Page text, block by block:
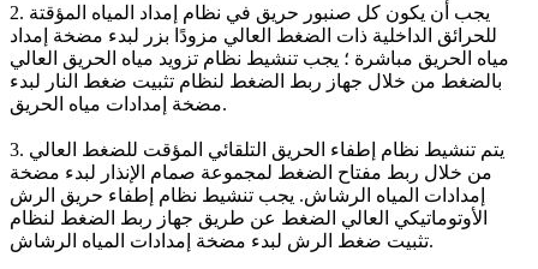
2. يجب أن يكون كل صنبور حريق في نظام إمداد المياه المؤقتة
للحرائق الداخلية ذات الضغط العالي مزودًا بزر لبدء مضخة إمداد
مياه الحريق مباشرة ؛ يجب تنشيط نظام تزويد مياه الحريق العالي
بالضغط من خلال جهاز ربط الضغط لنظام تثبيت ضغط النار لبدء
مضخة إمدادات مياه الحريق.
3. يتم تنشيط نظام إطفاء الحريق التلقائي المؤقت للضغط العالي
من خلال ربط مفتاح الضغط لمجموعة صمام الإنذار لبدء مضخة
إمدادات المياه الرشاش. يجب تنشيط نظام إطفاء حريق الرش
الأوتوماتيكي العالي الضغط عن طريق جهاز ربط الضغط لنظام
تثبيت ضغط الرش لبدء مضخة إمدادات المياه الرشاش.